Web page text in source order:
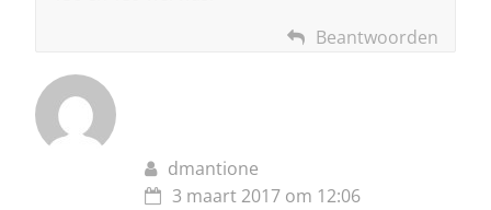
Beantwoorden
dmantione
3 maart 2017 om 12:06